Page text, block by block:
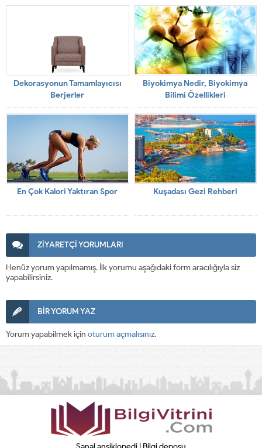
Dekorasyonun Tamamlayıcısı
Berjerler
Biyokimya Nedir, Biyokimya
Bilimi Özellikleri
En Çok Kalori Yaktıran Spor Kuşadası Gezi Rehberi
ZİYARETÇİ YORUMLARI
Henüz yorum yapılmamış. İlk yorumu aşağıdaki form aracılığıyla siz
yapabilirsiniz.
BİR YORUM YAZ
Yorum yapabilmek için oturum açmalısınız.